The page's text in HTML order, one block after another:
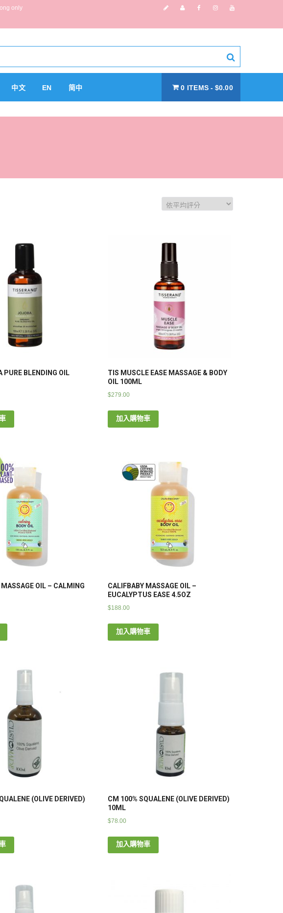
only
中文 EN 简中 0 ITEMS $0.00
PURE BLENDING OIL
TIS MUSCLE EASE MASSAGE & BODY
OIL 100ML
$279.00
加入購物車
OIL – CALMING
CALIFBABY MASSAGE OIL –
EUCALYPTUS EASE 4.5OZ
$188.00
加入購物車
(OLIVE DERIVED)
CM 100% SQUALENE (OLIVE DERIVED)
10ML
$78.00
加入購物車